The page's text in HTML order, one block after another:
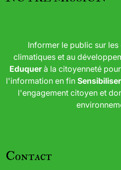
Informer le public sur
climatiques et au
Eduquerà la citoyenneté
l'information en fin
l'engagement citoyen et
Contact